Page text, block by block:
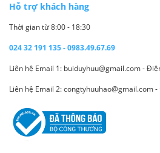
Hỗ trợ khách hàng
Thời gian từ 8:00 - 18:30
024 32 191 135 - 0983.49.67.69
Liên hệ Email 1: buiduyhuu@gmail.com -
Liên hệ Email 2: congtyhuuhao@gmail.com